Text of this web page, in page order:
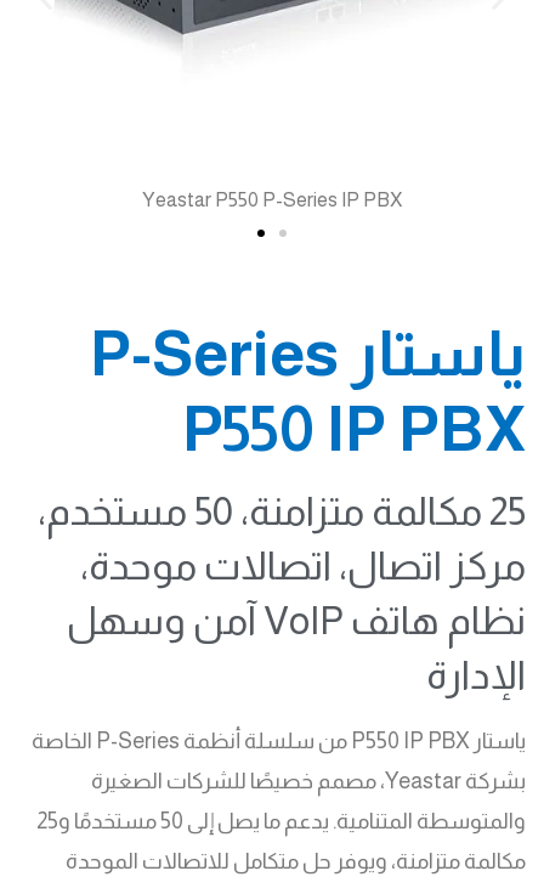
Yeastar P550 P-Series IP PBX
ياستار P-Series
P550 IP PBX
25 مكالمة متزامنة، 50 مستخدم،
مركز اتصال، اتصالات موحدة،
نظام هاتف VoIP آمن وسهل
الإدارة
ياستار P550 IP PBX من سلسلة أنظمة P-Series الخاصة
بشركة Yeastar، مصمم خصيصًا للشركات الصغيرة
والمتوسطة المتنامية. يدعم ما يصل إلى 50 مستخدمًا و25
مكالمة متزامنة، ويوفر حل متكامل للاتصالات الموحدة